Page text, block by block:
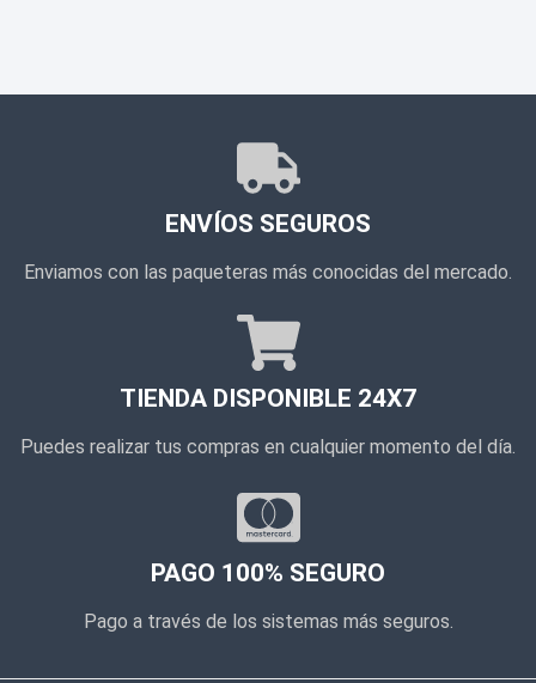
ENVÍOS SEGUROS
Enviamos con las paqueteras más conocidas del mercado.
TIENDA DISPONIBLE 24X7
Puedes realizar tus compras en cualquier momento del día.
PAGO 100% SEGURO
Pago a través de los sistemas más seguros.